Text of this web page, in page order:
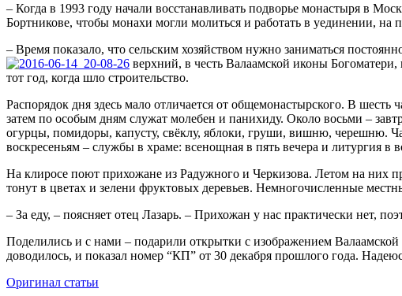
– Когда в 1993 году начали восстанавливать подворье монастыря в
Бортникове, чтобы монахи могли молиться и работать в уединении, на
– Время показало, что сельским хозяйством нужно заниматься
верхний, в честь Валаамской иконы
тот год, когда шло строительство.
Распорядок дня здесь мало отличается от общемонастырского. В
затем по особым дням служат молебен и панихиду. Около восьми –
огурцы, помидоры, капусту, свёклу, яблоки, груши, вишню, черешню.
воскресеньям – службы в храме: всенощная в пять вечера и литургия в
На клиросе поют прихожане из Радужного и Черкизова. Летом на них
тонут в цветах и зелени фруктовых деревьев. Немногочисленные
– За еду, – поясняет отец Лазарь. – Прихожан у нас практически нет,
Поделились и с нами – подарили открытки с изображением
доводилось, и показал номер “КП” от 30 декабря прошлого года.
Оригинал статьи